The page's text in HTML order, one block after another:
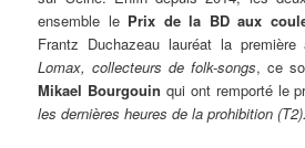
ensemble le Prix de la BD aux
Frantz Duchazeau lauréat la
Lomax, collecteurs de folk-songs, ce
Mikael Bourgouin qui ont remporté le
les dernières heures de la prohibition (T2).